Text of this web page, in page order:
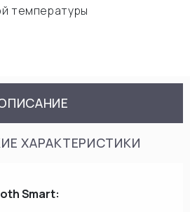
температуры
ХАРАКТЕРИСТИКИ
Smart: